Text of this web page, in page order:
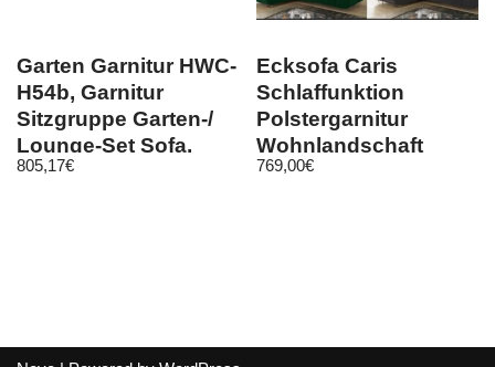
Garten Garnitur HWC-
H54b, Garnitur
Sitzgruppe Garten-/
Lounge-Set Sofa,
Olefin
805,17€
Ecksofa Caris
Schlaffunktion
Polstergarnitur
Wohnlandschaft
einstellbare
769,00€